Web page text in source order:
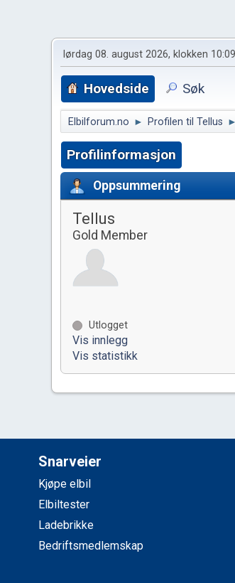
lørdag 08. august 2026, klokken 10:09
Hovedside Søk
Elbilforum.no ► Profilen til Tellus ►
Profilinformasjon
Oppsummering
Tellus
Gold Member
Utlogget
Vis innlegg
Vis statistikk
Snarveier
Kjøpe elbil
Elbiltester
Ladebrikke
Bedriftsmedlemskap